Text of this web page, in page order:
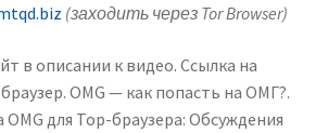
(заходить через Tor Browser)
в описании к видео. Ссылка на
OMG — как попасть на ОМГ?.
OMG для Тор-браузера: Обсуждения